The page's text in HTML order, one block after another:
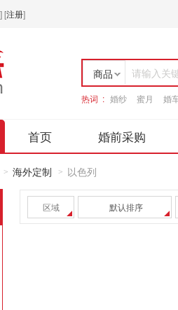
][注册]
商品
店铺
请输入关
热词 : 婚纱 蜜月 婚
首页 婚前采购
> 海外定制 > 以色列
区域 默认排序